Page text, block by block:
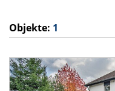
Objekte: 1